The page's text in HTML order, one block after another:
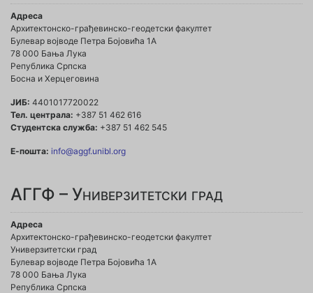
Адреса
Архитектонско-грађевинско-геодетски факултет
Булевар војводе Петра Бојовића 1A
78 000 Бања Лука
Република Српска
Босна и Херцеговина
ЈИБ: 4401017720022
Тел. централа: +387 51 462 616
Студентска служба: +387 51 462 545
Е-пошта: info@aggf.unibl.org
АГГФ – Универзитетски град
Адреса
Архитектонско-грађевинско-геодетски факултет
Универзитетски град
Булевар војводе Петра Бојовића 1A
78 000 Бања Лука
Република Српска